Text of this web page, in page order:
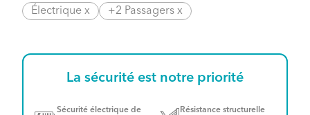
Électrique x +2 Passagers x
La sécurité est notre priorité
Sécurité électrique de
Résistance structurelle